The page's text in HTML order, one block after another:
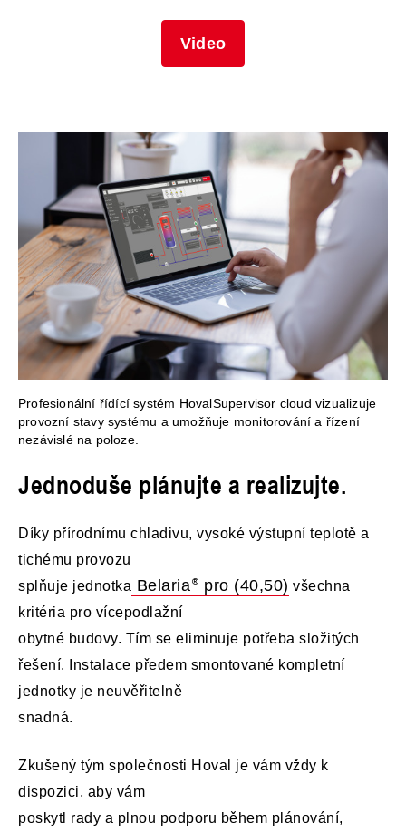
Video
Profesionální řídící systém HovalSupervisor cloud vizualizuje
provozní stavy systému a umožňuje monitorování a řízení
nezávislé na poloze.
Jednoduše plánujte a realizujte.
Díky přírodnímu chladivu, vysoké výstupní teplotě a
tichému provozu
splňuje jednotka Belaria pro (40,50) všechna
kritéria pro vícepodlažní
obytné budovy. Tím se eliminuje potřeba složitých
řešení. Instalace předem smontované kompletní
jednotky je neuvěřitelně
snadná.
Zkušený tým společnosti Hoval je vám vždy k
dispozici, aby vám
poskytl rady a plnou podporu během plánování,